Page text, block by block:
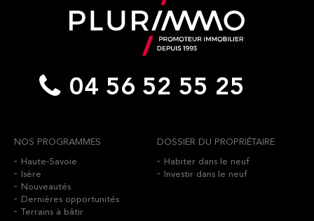
04 56 52 55 25
NOS PROGRAMMES
Haute-Savoie
Isère
Nouveautés
Dernières opportunités
Terrains à bâtir
DOSSIER DU PROPRIÉTAIRE
Habiter dans le neuf
Investir dans le neuf